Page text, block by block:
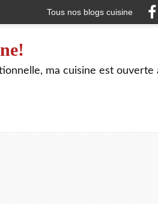
Tous nos blogs cuisine
ma cuisine est